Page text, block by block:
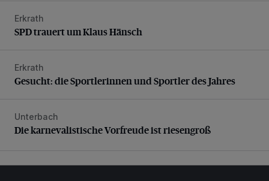
SPD trauert um Klaus Hänsch
Erkrath
SPD trauert um Klaus Hänsch
Gesucht: die Sportlerinnen und Sportler des Jahres
Erkrath
Gesucht: die Sportlerinnen und Sportler des Jahres
Die karnevalistische Vorfreude ist riesengroß
Unterbach
Die karnevalistische Vorfreude ist riesengroß